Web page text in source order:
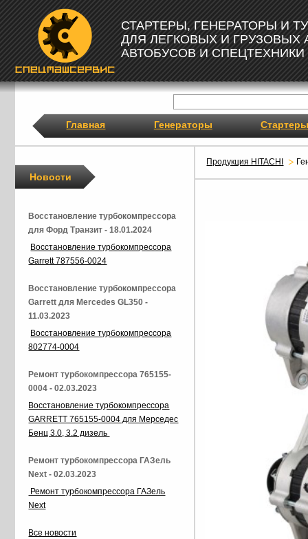
СТАРТЕРЫ, ГЕНЕРАТОРЫ И
ДЛЯ ЛЕГКОВЫХ И ГРУЗОВЫХ
АВТОБУСОВ И СПЕЦТЕХНИКИ
Главная Генераторы Стартеры
Продукция HITACHI
Новости
Восстановление турбокомпрессора
для Форд Транзит - 18.01.2024
Восстановление турбокомпрессора
Garrett 787556-0024
Восстановление турбокомпрессора
Garrett для Mercedes GL350 -
11.03.2023
Восстановление турбокомпрессора
802774-0004
Ремонт турбокомпрессора 765155-
0004 - 02.03.2023
Восстановление турбокомпрессора
GARRETT 765155-0004 для Мерседес
Бенц 3.0, 3.2 дизель
Ремонт турбокомпрессора ГАЗель
Next - 02.03.2023
Ремонт турбокомпрессора ГАЗель
Next
Все новости